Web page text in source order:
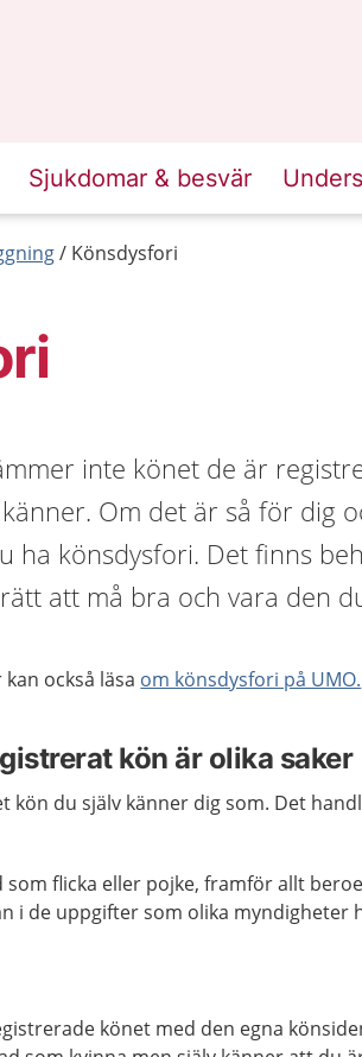
Sjukdomar & besvär
Könsdysfori
inte könet de är
Om det är så för dig
ha könsdysfori. Det finns
att må bra och vara den
också läsa om könsdysfori på UMO.
kön är olika saker
kön du själv känner dig som. Det
flicka eller pojke, framför allt
i de uppgifter som olika myndigheter
könet med den egna